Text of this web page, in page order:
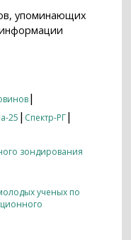
упоминающих
|
25 | Спектр-РГ|
зондирования
ученых по